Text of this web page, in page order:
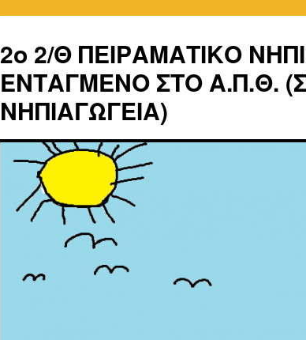
2o 2/Θ ΠΕΙΡΑΜΑΤΙΚΟ
ΕΝΤΑΓΜΕΝΟ ΣΤΟ Α.Π.Θ.
ΝΗΠΙΑΓΩΓΕΙΑ)